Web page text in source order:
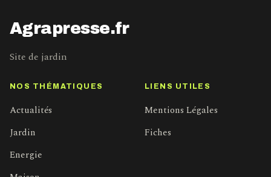
Agrapresse.fr
Site de jardin
NOS THÉMATIQUES
Actualités
Jardin
Energie
LIENS UTILES
Mentions Légales
Fiches